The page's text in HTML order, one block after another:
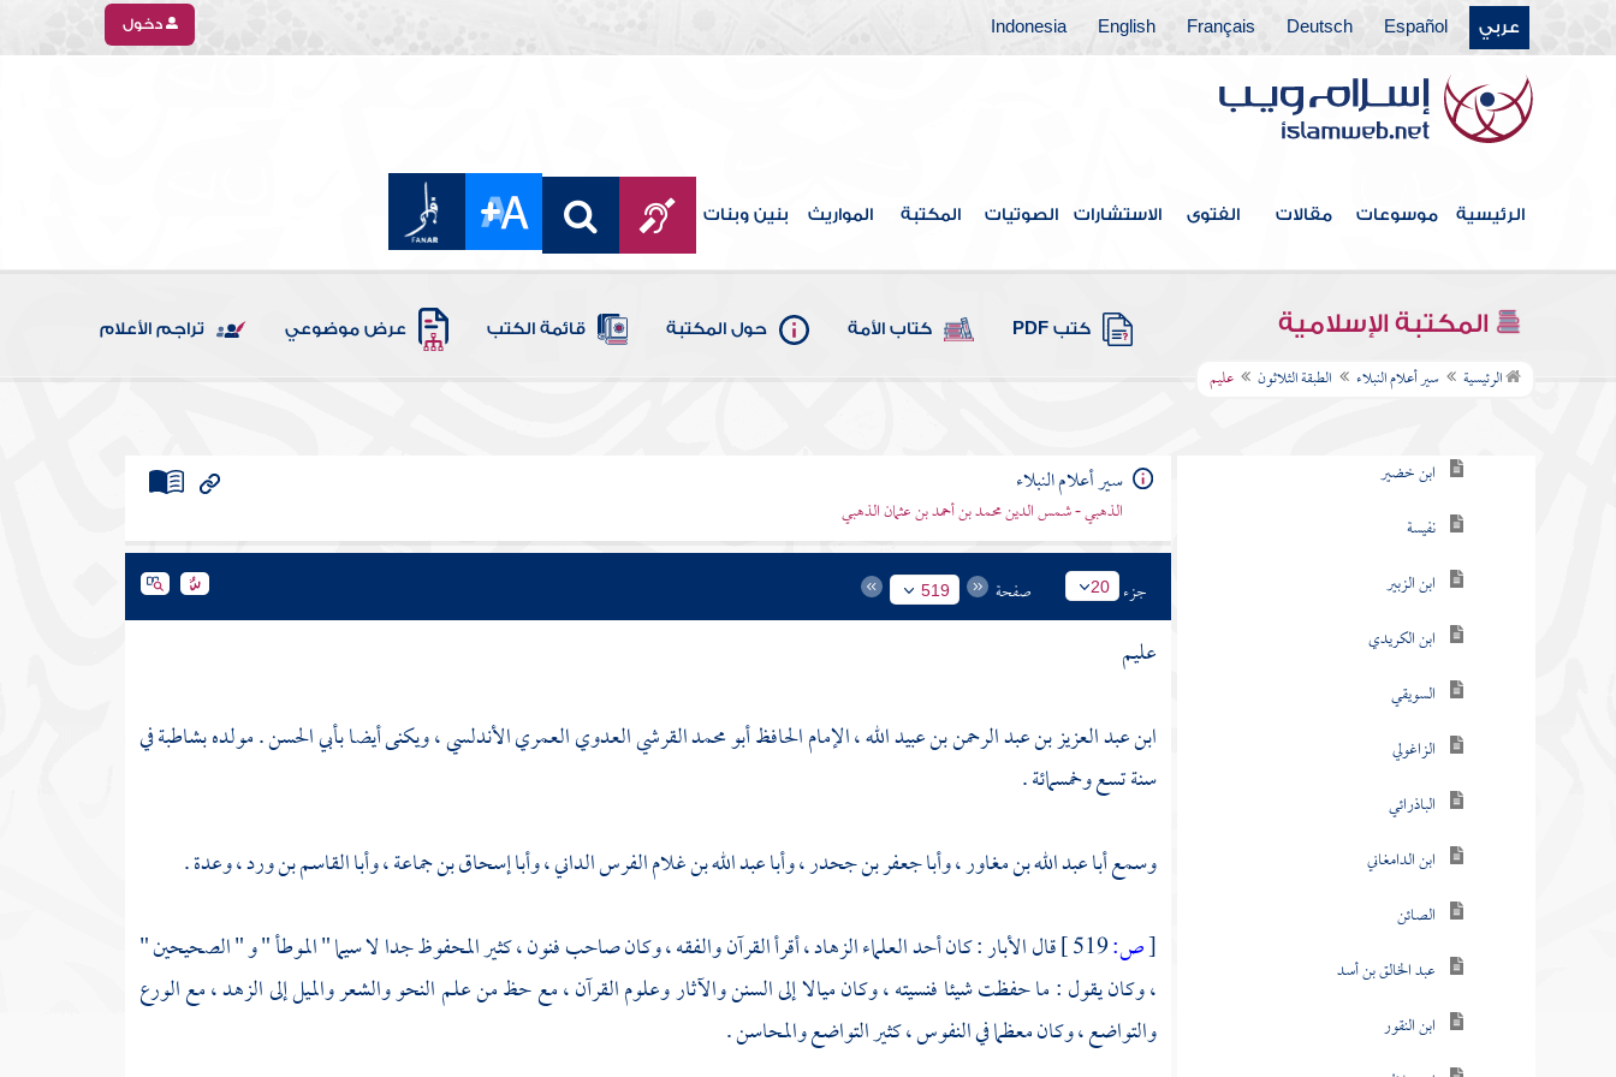
عربي Español
Deutsch
Français
English
Indonesia دخول
الرئيسية موسوعات مقالات الفتوى الاستشارات الصوتيات المكتبة المواريث بنين وبنات
المكتبة الإسلامية كتب PDF كتاب الأمة حول المكتبة قائمة الكتب عرض موضوعي تراجم الأعلام
الرئيسية سير أعلام النبلاء الطبقة الثلاثون عليم
الطبقة الرابعة والعشرون
الطبقة الخامسة والعشرون
الطبقة السادسة والعشرون
الطبقة السابعة والعشرون
الطبقة الثامنة والعشرون
الطبقة التاسعة والعشرون
الطبقة الثلاثون
ابن خضير
نفيسة
ابن الزبير
ابن الكريدي
السويقي
الزاغولي
الباذرائي
ابن الدامغاني
الصائن
عبد الخالق بن أسد
ابن النقور
سير أعلام النبلاء
الذهبي - شمس الدين محمد بن أحمد بن عثمان الذهبي
جزء 20 صفحة 519
عليم
ابن عبد العزيز بن عبد الرحمن بن عبيد الله ، الإمام الحافظ أبو محمد القرشي العدوي العمري الأندلسي ، ويكنى أيضا بأبي الحسن . مولدهبشاطبةفي
سنة تسع وخمسمائة .
وسمعأبا عبد الله بن مغاور،وأبا جعفر بن جحدر،وأبا عبد الله بن غلام الفرس الداني،وأبا إسحاق بن جماعة،وأبا القاسم بن ورد، وعدة .
[ص: قالالأبار: كان أحد العلماء الزهاد ، أقرأ القرآن والفقه ، وكان صاحب فنون ، كثير المحفوظ جدا لا سيما " الموطأ " و " الصحيحين "
، وكان يقول : ما حفظت شيئا فنسيته ، وكان ميالا إلى السنن والآثار وعلوم القرآن ، مع حظ من علم النحو والشعر والميل إلى الزهد ، مع الورع
والتواضع ، وكان معظما في النفوس ، كثير التواضع والمحاسن .